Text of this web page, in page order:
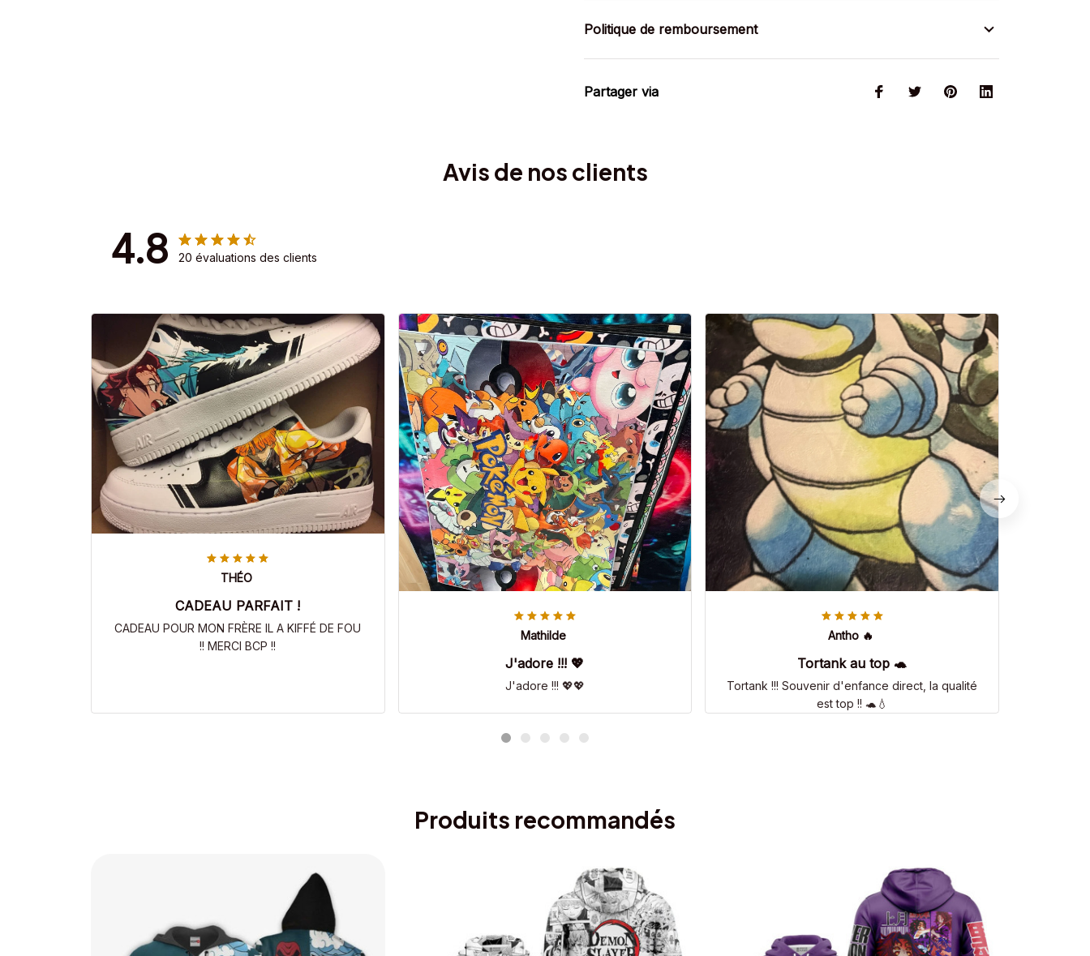
Politique de remboursement
Partager via
Avis de nos clients
4.8 20 évaluations des clients
THÉO
CADEAU PARFAIT !
CADEAU POUR MON FRÈRE IL A KIFFÉ DE FOU
!! MERCI BCP !!
Mathilde
J'adore !!! 💖
J'adore !!! 💖💖
Antho 🔥
Tortank au top 🐢
Tortank !!! Souvenir d'enfance direct, la qualité
est top !! 🐢💧
Produits recommandés